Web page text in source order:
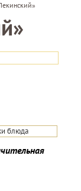
блюда